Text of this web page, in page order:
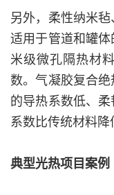
另外，柔性纳米
适用于管道和罐
米级微孔隔热材
数。气凝胶复合
的导热系数低、
系数比传统材料降
典型光热项目案例